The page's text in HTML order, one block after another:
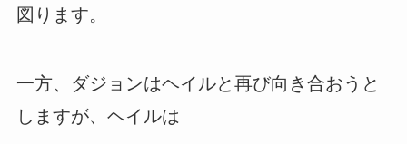
図ります。
一方、ダジョンはヘイルと再び向き合おうと
しますが、ヘイルは